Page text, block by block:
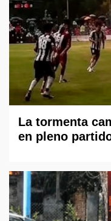
La tormenta
en pleno